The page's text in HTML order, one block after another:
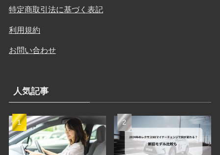
特定商取引法に基づく表記
利用規約
お問い合わせ
人気記事